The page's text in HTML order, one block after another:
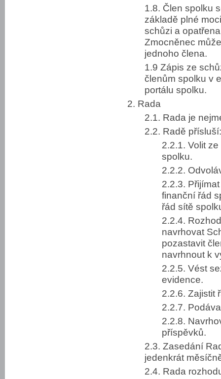
1.8. Člen spolku
základě plné
schůzi a
Zmocněnec
jednoho člena.
1.9 Zápis ze
členům spolku v
portálu spolku.
2. Rada
2.1. Rada je
2.2. Radě přísluší:
2.2.1. Volit
spolku.
2.2.2.
2.2.3.
finanční řád
řád sítě
2.2.4.
navrhovat
pozastavit
navrhnout k
2.2.5. Vést
evidence.
2.2.6. Zajistit
2.2.7.
2.2.8.
příspěvků.
2.3. Zasedání
jedenkrát
2.4. Rada